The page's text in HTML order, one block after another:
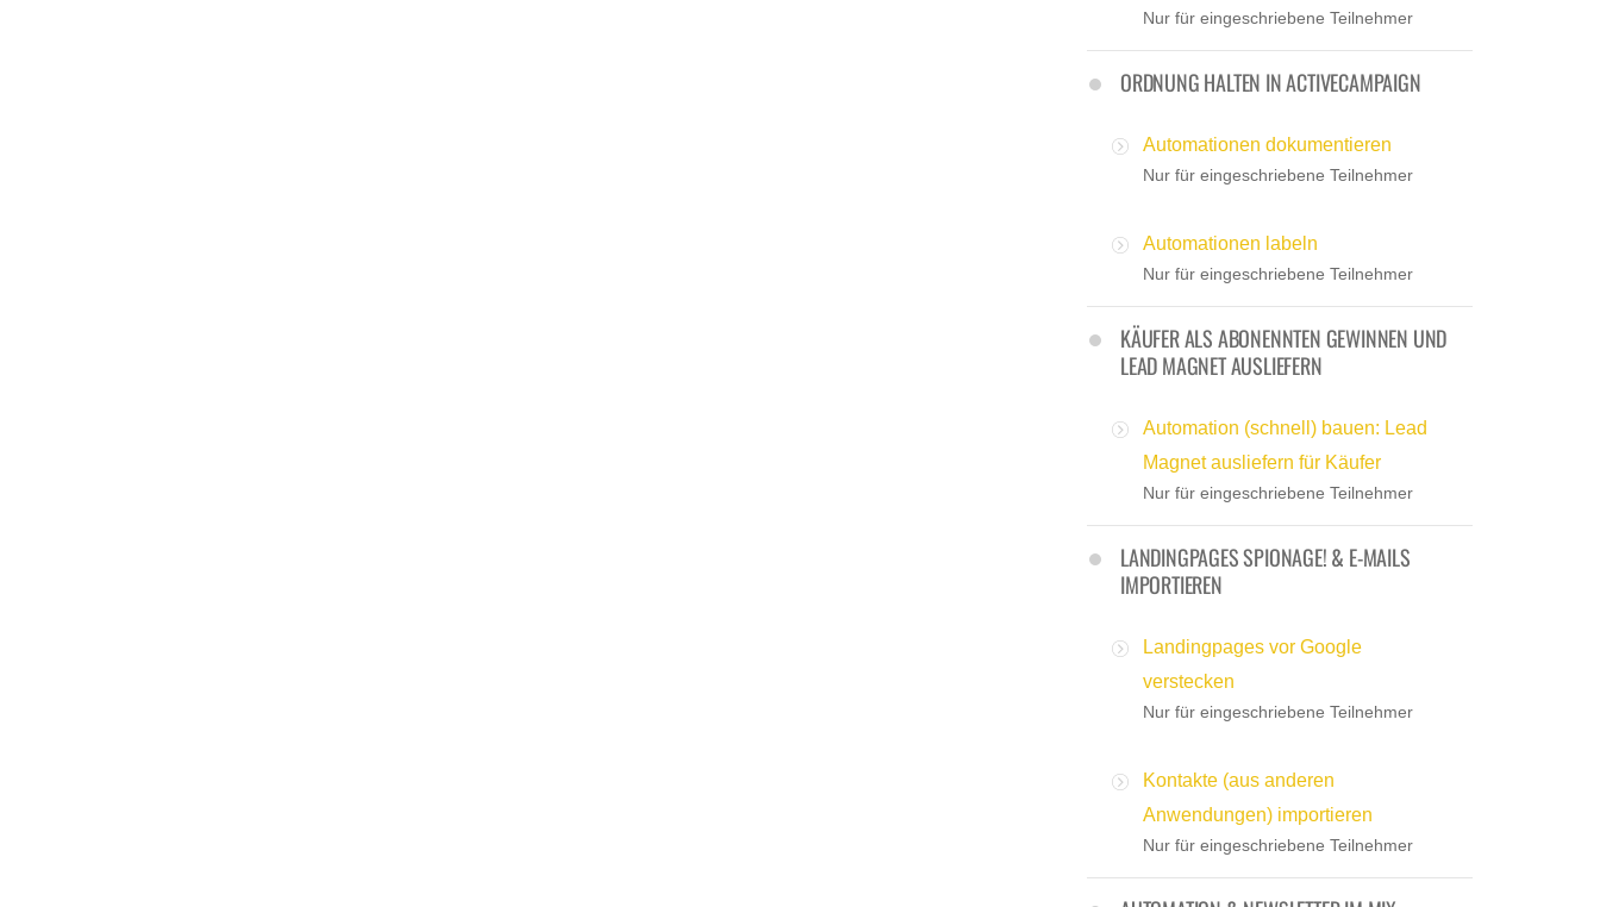
Nur für eingeschriebene Teilnehmer
ORDNUNG HALTEN IN ACTIVECAMPAIGN
Automationen dokumentieren
Nur für eingeschriebene Teilnehmer
Automationen labeln
Nur für eingeschriebene Teilnehmer
KÄUFER ALS ABONENNTEN GEWINNEN UND
LEAD MAGNET AUSLIEFERN
Automation (schnell) bauen: Lead
Magnet ausliefern für Käufer
Nur für eingeschriebene Teilnehmer
LANDINGPAGES SPIONAGE! & E-MAILS
IMPORTIEREN
Landingpages vor Google
verstecken
Nur für eingeschriebene Teilnehmer
Kontakte (aus anderen
Anwendungen) importieren
Nur für eingeschriebene Teilnehmer